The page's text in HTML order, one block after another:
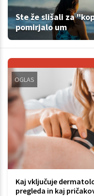
Ste že slišali za
pomirjalo um
OGLAS
Kaj vključuje
pregleda in kaj